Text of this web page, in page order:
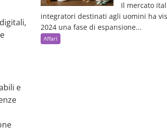
e
Il mercato
integratori destinati agli uomini ha
2024 una fase di espansione...
Affari